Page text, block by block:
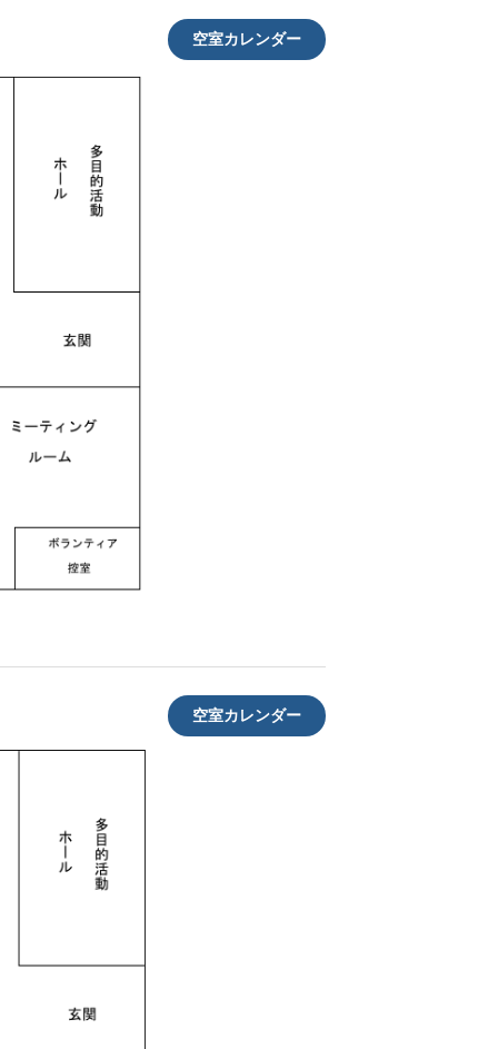
空室カレンダー
空室カレンダー